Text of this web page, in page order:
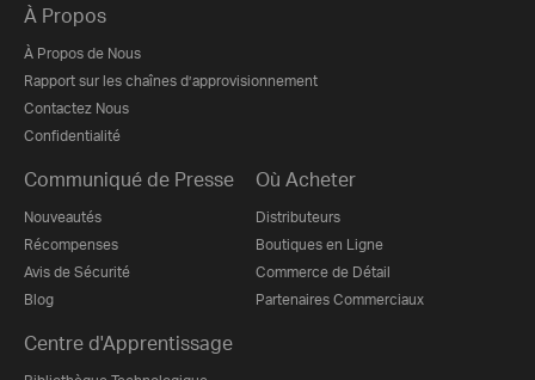
À Propos
À Propos de Nous
Rapport sur les chaînes d’approvisionnement
Contactez Nous
Confidentialité
Communiqué de Presse
Nouveautés
Récompenses
Avis de Sécurité
Blog
Où Acheter
Distributeurs
Boutiques en Ligne
Commerce de Détail
Partenaires Commerciaux
Centre d'Apprentissage